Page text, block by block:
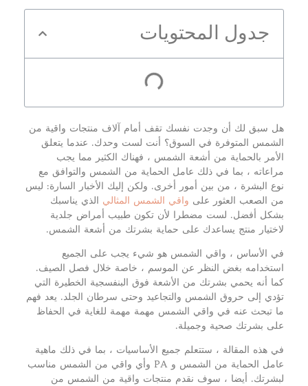
جدول المحتويات
هل سبق لك أن وجدت نفسك تقف أمام آلاف منتجات واقية من
الشمس المتوفرة في السوق؟ أنت لست وحدك. عندما يتعلق
الأمر بالحماية من أشعة الشمس ، فهناك الكثير مما يجب
مراعاته ، بما في ذلك عامل الحماية من الشمس والتوافق مع
نوع البشرة ، من بين أمور أخرى. ولكن إليك الأخبار السارة: ليس
من الصعب العثور على واقي الشمس المثالي الذي يناسبك
بشكل أفضل. لست مضطرا لأن تكون طبيب أمراض جلدية
لاختيار منتج يساعدك على حماية بشرتك من أشعة الشمس.
في الأساس ، واقي الشمس هو شيء يجب على الجميع
استخدامه بغض النظر عن الموسم ، خاصة خلال فصل الصيف.
كما أنه يحمي بشرتك من الأشعة فوق البنفسجية الخطيرة التي
تؤدي إلى حروق الشمس والتجاعيد وحتى سرطان الجلد. يعد فهم
ما تبحث عنه في واقي الشمس مهمة مهمة للغاية في الحفاظ
على بشرتك صحية وجميلة.
في هذه المقالة ، ستتعلم جميع الأساسيات ، بما في ذلك ماهية
عامل الحماية من الشمس و PA وأي واقي من الشمس مناسب
لبشرتك. أيضا ، سوف نقدم منتجات واقية من الشمس من